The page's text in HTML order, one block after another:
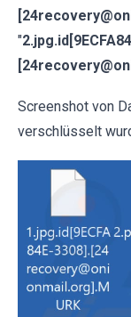
"
Screenshot von
verschlüsselt